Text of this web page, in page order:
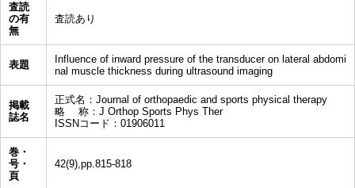
査読
の有
無
査読あり
表題
Influence of inward pressure of the transducer on lateral abdomi
nal muscle thickness during ultrasound imaging
掲載
誌名
正式名：Journal of orthopaedic and sports physical therapy
略 称：J Orthop Sports Phys Ther
ISSNコード：01906011
巻・
号・
頁
42(9),pp.815-818